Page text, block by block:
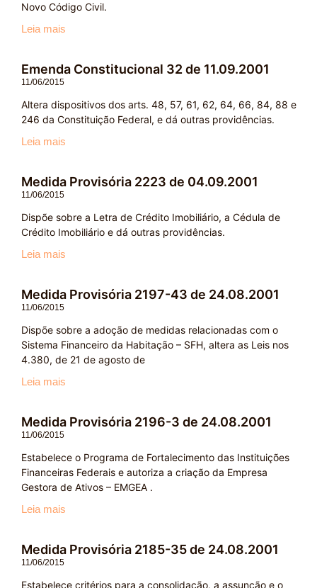
Novo Código Civil.
Leia mais
Emenda Constitucional 32 de 11.09.2001
11/06/2015
Altera dispositivos dos arts. 48, 57, 61, 62, 64, 66, 84, 88 e
246 da Constituição Federal, e dá outras providências.
Leia mais
Medida Provisória 2223 de 04.09.2001
11/06/2015
Dispõe sobre a Letra de Crédito Imobiliário, a Cédula de
Crédito Imobiliário e dá outras providências.
Leia mais
Medida Provisória 2197-43 de 24.08.2001
11/06/2015
Dispõe sobre a adoção de medidas relacionadas com o
Sistema Financeiro da Habitação – SFH, altera as Leis nos
4.380, de 21 de agosto de
Leia mais
Medida Provisória 2196-3 de 24.08.2001
11/06/2015
Estabelece o Programa de Fortalecimento das Instituições
Financeiras Federais e autoriza a criação da Empresa
Gestora de Ativos – EMGEA .
Leia mais
Medida Provisória 2185-35 de 24.08.2001
11/06/2015
Estabelece critérios para a consolidação, a assunção e o